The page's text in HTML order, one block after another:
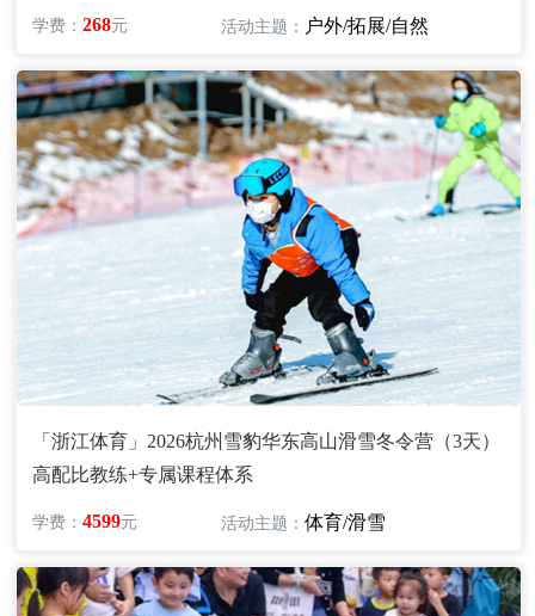
学费：268元 活动主题： 户外/拓展/自然
「浙江体育」2026杭州雪豹华东高山滑雪冬令营（3天）
高配比教练+专属课程体系
学费：4599元 活动主题：体育/滑雪